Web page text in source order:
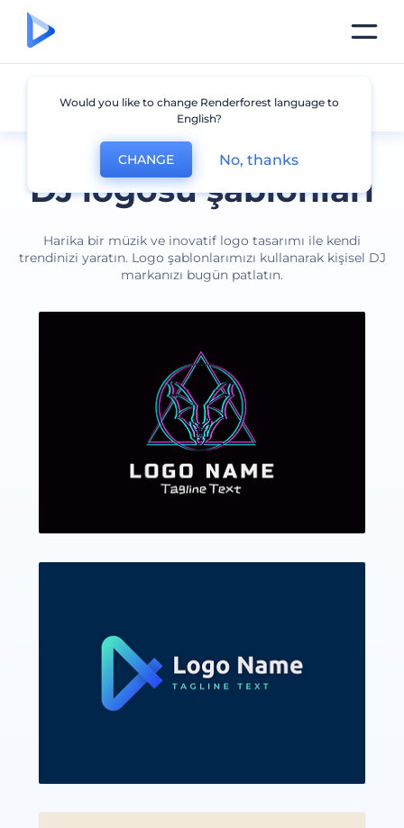
DJ logosu şablonları
Harika bir müzik ve inovatif logo tasarımı ile kendi
trendinizi yaratın. Logo şablonlarımızı kullanarak kişisel DJ
markanızı bugün patlatın.
DJ
Would you like to change Renderforest language to
English?
CHANGE No, thanks